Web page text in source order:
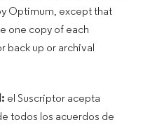
Optimum, except that
one copy of each
back up or archival
el Suscriptor acepta
todos los acuerdos de